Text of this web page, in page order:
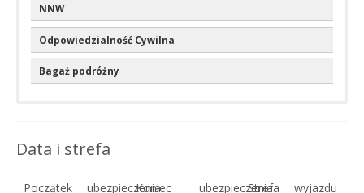
całodobowy dyżur telefoniczny Centrum
NNW
Odpowiedzialność Cywilna
Bagaż podróżny
do 60 dni za granicą
Data i strefa
Początek ubezpieczeniaKoniec ubezpieczeniaStrefa wyjazdu